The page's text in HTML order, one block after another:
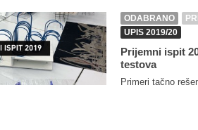
ODABRANO
UPIS 2019/20
Prijemni ispit
testova
Primeri tačno